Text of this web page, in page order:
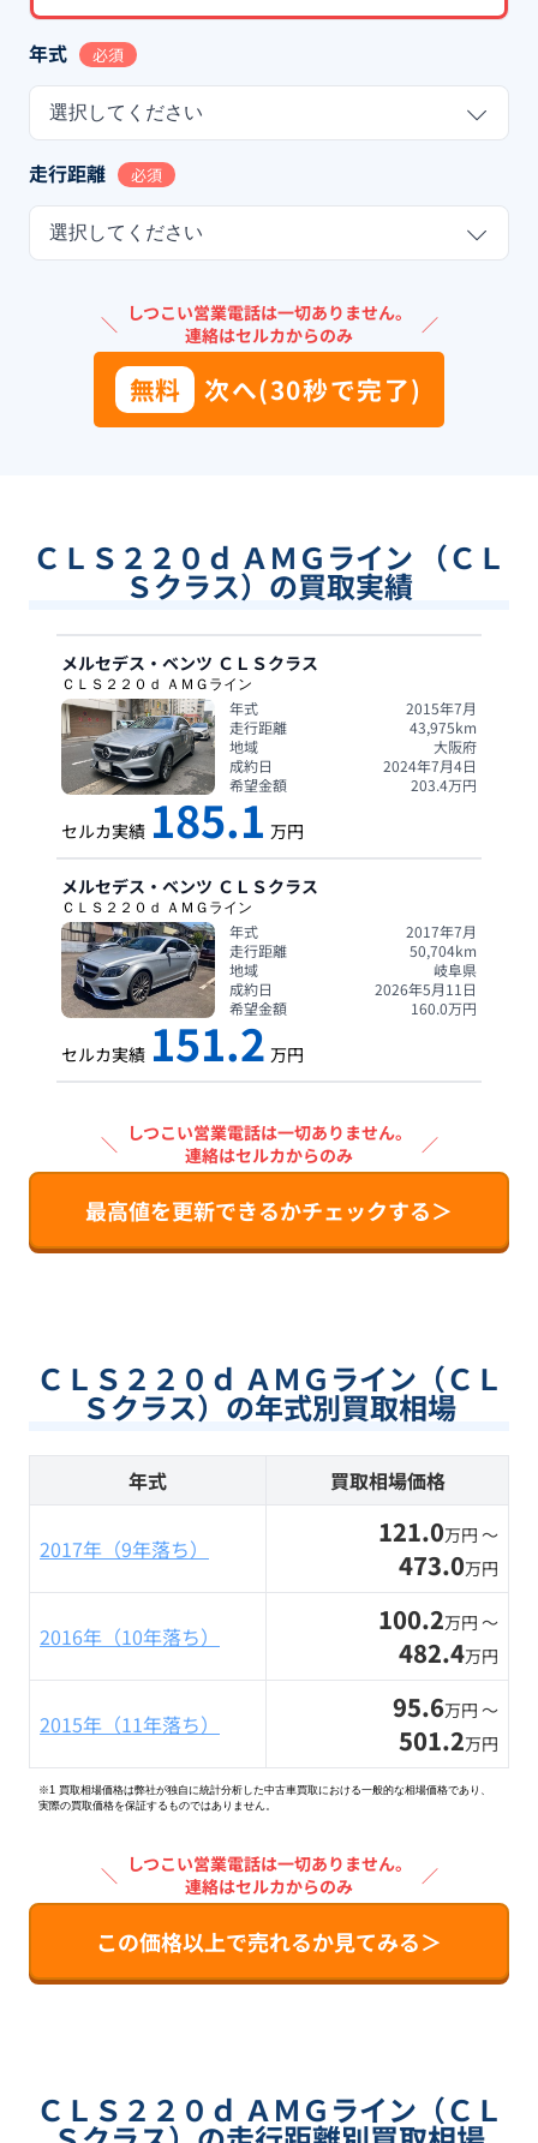
年式 必須
選択してください
走行距離 必須
選択してください
＼ しつこい営業電話は一切ありません。
連絡はセルカからのみ
／
無料 次へ(30秒で完了)
ＣＬＳ２２０ｄ ＡＭＧライン （ＣＬ
Ｓクラス）の買取実績
メルセデス・ベンツ ＣＬＳクラス
ＣＬＳ２２０ｄ ＡＭＧライン
年式
2015年7月
走行距離
43,975km
地域
大阪府
成約日
2024年7月4日
希望金額
203.4万円
セルカ実績 185.1 万円
メルセデス・ベンツ ＣＬＳクラス
ＣＬＳ２２０ｄ ＡＭＧライン
年式
2017年7月
走行距離
50,704km
地域
岐阜県
成約日
2026年5月11日
希望金額
160.0万円
セルカ実績 151.2 万円
＼ しつこい営業電話は一切ありません。
連絡はセルカからのみ
／
最高値を更新できるかチェックする＞
ＣＬＳ２２０ｄ ＡＭＧライン（ＣＬ
Ｓクラス）の年式別買取相場
年式 買取相場価格
2017年（9年落ち） 121.0万円 〜
473.0万円
2016年（10年落ち） 100.2万円 〜
482.4万円
2015年（11年落ち） 95.6万円 〜
501.2万円
※1 買取相場価格は弊社が独自に統計分析した中古車買取における一般的な相場価格であり、
実際の買取価格を保証するものではありません。
＼ しつこい営業電話は一切ありません。
連絡はセルカからのみ
／
この価格以上で売れるか見てみる＞
ＣＬＳ２２０ｄ ＡＭＧライン（ＣＬ